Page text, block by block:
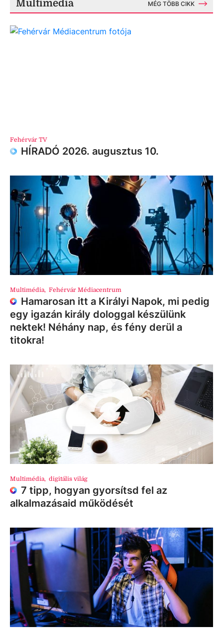
Multimédia MÉG TÖBB CIKK
Fehérvár TV
HÍRADÓ 2026. augusztus 10.
Multimédia, Fehérvár Médiacentrum
Hamarosan itt a Királyi Napok, mi pedig
egy igazán király dologgal készülünk
nektek! Néhány nap, és fény derül a
titokra!
Multimédia, digitális világ
7 tipp, hogyan gyorsítsd fel az
alkalmazásaid működését